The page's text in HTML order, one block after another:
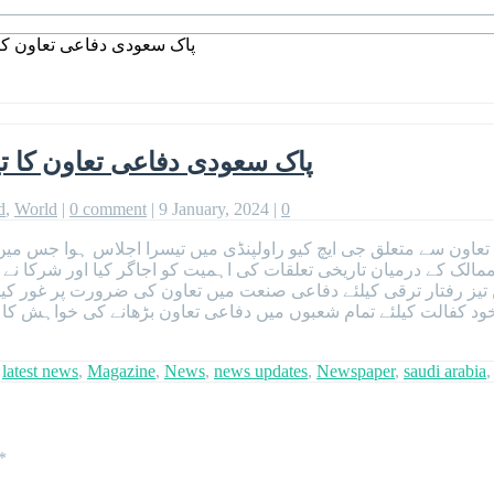
پاک سعودی دفاعی تعاون
پاک سعودی دفاعی تعاون کا
, World | 0 comment | 9 January, 2024 | 0
سے متعلق جی ایچ کیو راولپنڈی میں تیسرا اجلاس ہوا جس میں
کے درمیان تاریخی تعلقات کی اہمیت کو اجاگر کیا اور شرکا
رفتار ترقی کیلئے دفاعی صنعت میں تعاون کی ضرورت پر غور
کفالت کیلئے تمام شعبوں میں دفاعی تعاون بڑھانے کی خواہش کا
latest news, Magazine, News, news updates, Newspaper, saudi arabia,